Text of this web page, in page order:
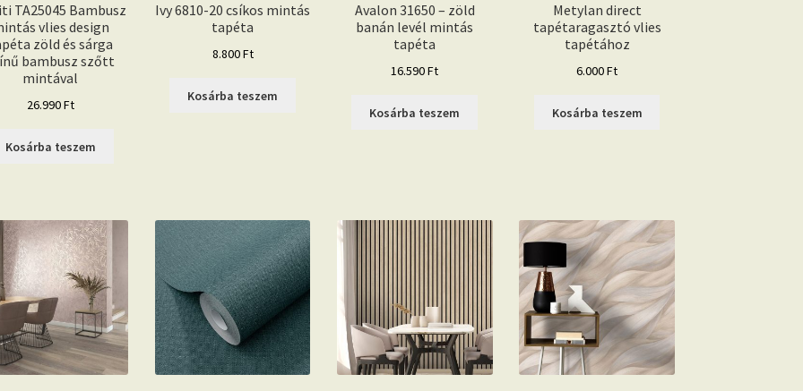
TA25045 Bambusz
vlies design
zöld és sárga
bambusz szőtt
mintával
26.990Ft
Kosárba teszem
Ivy 6810-20 csíkos mintás
tapéta
8.800Ft
Kosárba teszem
Avalon 31650 – zöld
banán levél mintás
tapéta
16.590Ft
Kosárba teszem
Metylan direct
tapétaragasztó vlies
tapétához
6.000Ft
Kosárba teszem